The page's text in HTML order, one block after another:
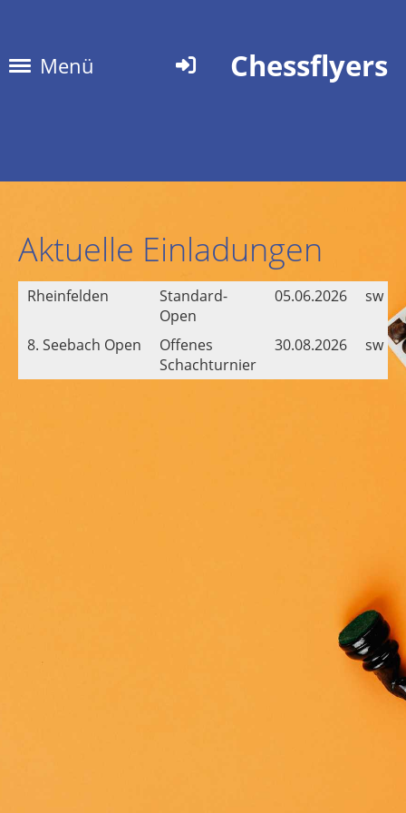
Menü Chessflyers
Aktuelle Einladungen
Rheinfelden
Standard-
Open
05.06.2026 sw
8. Seebach Open
Offenes
Schachturnier
30.08.2026 sw